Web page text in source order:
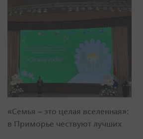
«Семья – это целая вселенная»:
в Приморье чествуют лучших